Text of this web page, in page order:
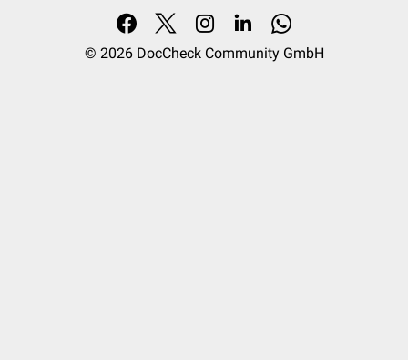
© 2026 DocCheck Community GmbH